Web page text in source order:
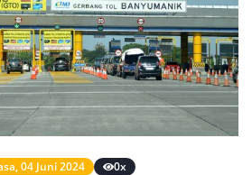
04 Juni 2024 0x